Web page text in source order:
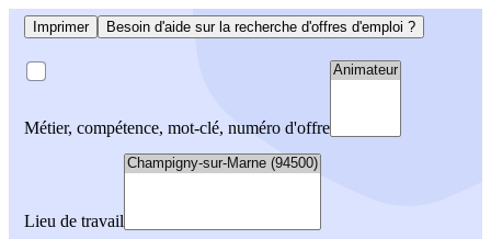
Imprimer Besoin d'aide sur la recherche d'offres d'emploi ?
Métier, compétence, mot-clé, numéro d'offre
Lieu de travail